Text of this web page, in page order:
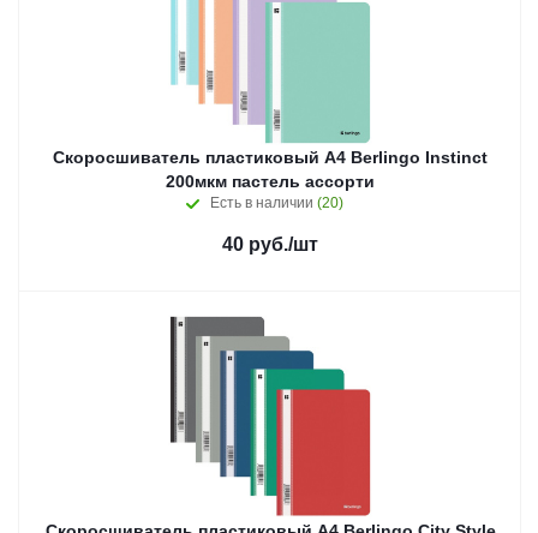
Скоросшиватель пластиковый А4 Berlingo Instinct
200мкм пастель ассорти
Есть в наличии (20)
40 руб./шт